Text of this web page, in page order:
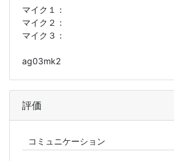
マイク１：
マイク２：
マイク３：
ag03mk2
評価
コミュニケーション